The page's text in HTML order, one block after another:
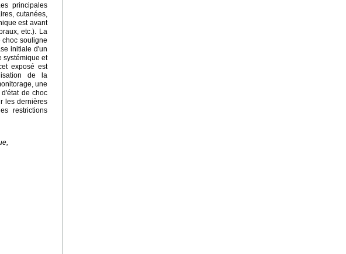
principales
cutanées,
est avant
etc.). La
choc souligne
initiale d'un
systémique et
exposé est
de la
une
de choc
les dernières
restrictions